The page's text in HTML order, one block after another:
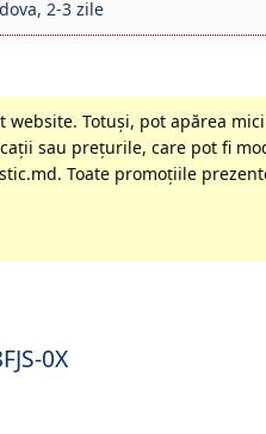
2-3 zile
Totuși, pot apărea
sau preţurile, care pot fi
Toate promoţiile
0X